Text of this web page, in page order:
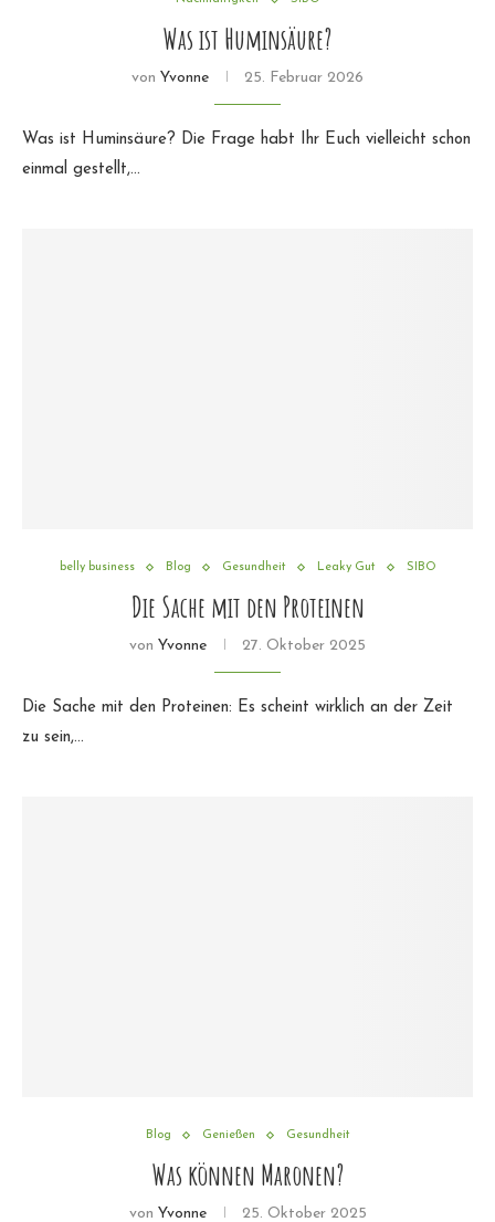
Was ist Huminsäure?
von Yvonne 25. Februar 2026
Was ist Huminsäure? Die Frage habt Ihr Euch vielleicht schon
einmal gestellt,…
belly business Blog Gesundheit Leaky Gut SIBO
Die Sache mit den Proteinen
von Yvonne 27. Oktober 2025
Die Sache mit den Proteinen: Es scheint wirklich an der Zeit
zu sein,…
Blog Genießen Gesundheit
Was können Maronen?
von Yvonne 25. Oktober 2025